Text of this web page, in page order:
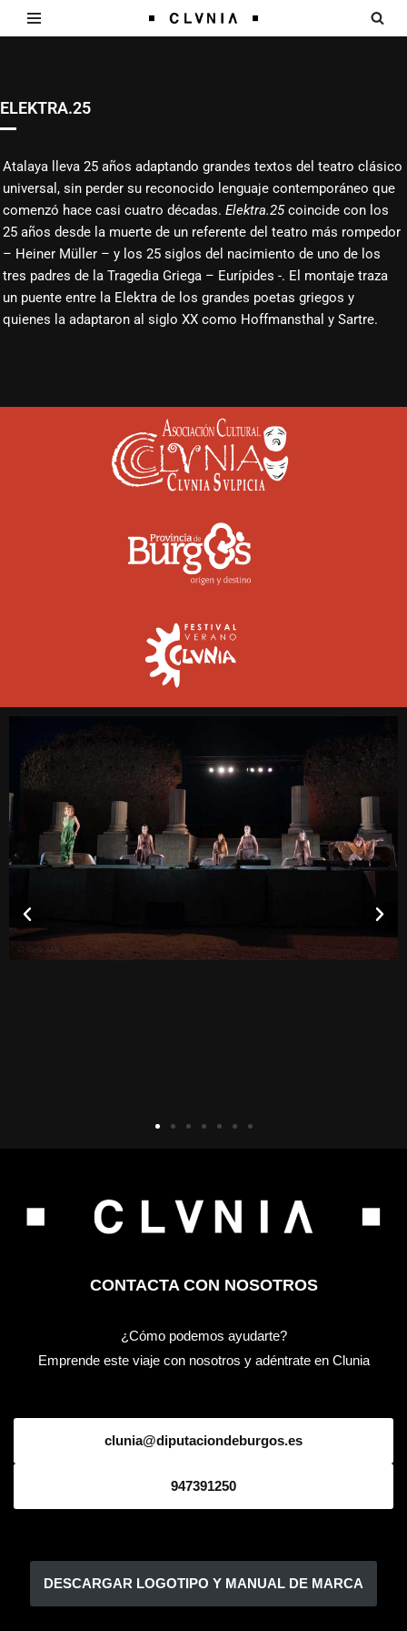
ELEKTRA.25
Atalaya lleva 25 años adaptando grandes textos del teatro clásico
universal, sin perder su reconocido lenguaje contemporáneo que
comenzó hace casi cuatro décadas. Elektra.25coincide con los
25 años desde la muerte de un referente del teatro más rompedor
– Heiner Müller – y los 25 siglos del nacimiento de uno de los
tres padres de la Tragedia Griega – Eurípides -. El montaje traza
un puente entre la Elektra de los grandes poetas griegos y
quienes la adaptaron al siglo XX como Hoffmansthal y Sartre.
CONTACTA CON NOSOTROS
¿Cómo podemos ayudarte?
Emprende este viaje con nosotros y adéntrate en Clunia
clunia@diputaciondeburgos.es
947391250
DESCARGAR LOGOTIPO Y MANUAL DE MARCA